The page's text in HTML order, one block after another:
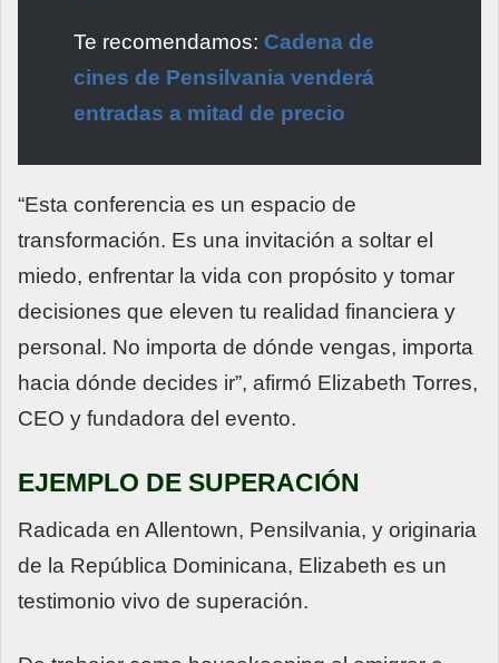
Te recomendamos: Cadena de
cines de Pensilvania venderá
entradas a mitad de precio
“Esta conferencia es un espacio de
transformación. Es una invitación a soltar el
miedo, enfrentar la vida con propósito y tomar
decisiones que eleven tu realidad financiera y
personal. No importa de dónde vengas, importa
hacia dónde decides ir”, afirmó Elizabeth Torres,
CEO y fundadora del evento.
EJEMPLO DE SUPERACIÓN
Radicada en Allentown, Pensilvania, y originaria
de la República Dominicana, Elizabeth es un
testimonio vivo de superación.